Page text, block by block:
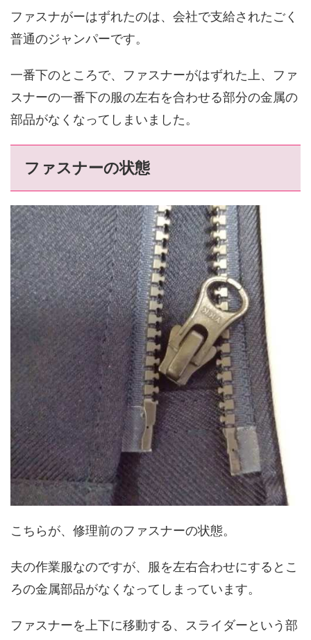
ファスナがーはずれたのは、会社で支給されたごく
普通のジャンパーです。
一番下のところで、ファスナーがはずれた上、ファ
スナーの一番下の服の左右を合わせる部分の金属の
部品がなくなってしまいました。
ファスナーの状態
こちらが、修理前のファスナーの状態。
夫の作業服なのですが、服を左右合わせにするとこ
ろの金属部品がなくなってしまっています。
ファスナーを上下に移動する、スライダーという部